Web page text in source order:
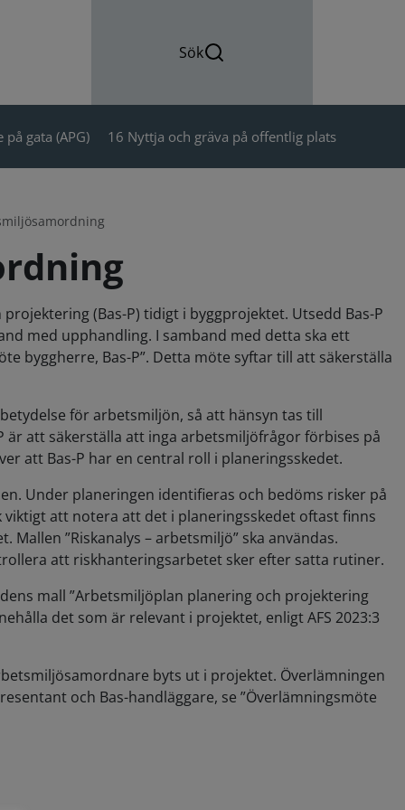
Sök
på gata (APG) 16 Nyttja och gräva på offentlig plats
(Bas-P) tidigt i byggprojektet. Utsedd Bas-P
med upphandling. I samband med detta ska ett
byggherre, Bas-P”. Detta möte syftar till att säkerställa
för arbetsmiljön, så att hänsyn tas till
är att säkerställa att inga arbetsmiljöfrågor förbises på
att Bas-P har en central roll i planeringsskedet.
Under planeringen identifieras och bedöms risker på
att notera att det i planeringsskedet oftast finns
”Riskanalys – arbetsmiljö” ska användas.
att riskhanteringsarbetet sker efter satta rutiner.
mall ”Arbetsmiljöplan planering och projektering
det som är relevant i projektet, enligt AFS 2023:3
byts ut i projektet. Överlämningen
och Bas-handläggare, se ”Överlämningsmöte